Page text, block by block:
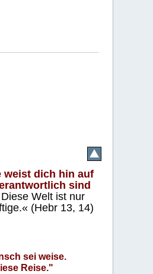
weist dich hin auf
sind
Diese Welt ist nur
(Hebr 13, 14)
sei weise.
Reise."